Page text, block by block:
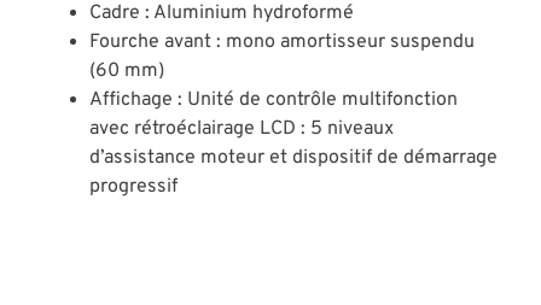
Cadre : Aluminium hydroformé
Fourche avant : mono amortisseur suspendu
(60 mm)
Affichage : Unité de contrôle multifonction
avec rétroéclairage LCD : 5 niveaux
d’assistance moteur et dispositif de démarrage
progressif